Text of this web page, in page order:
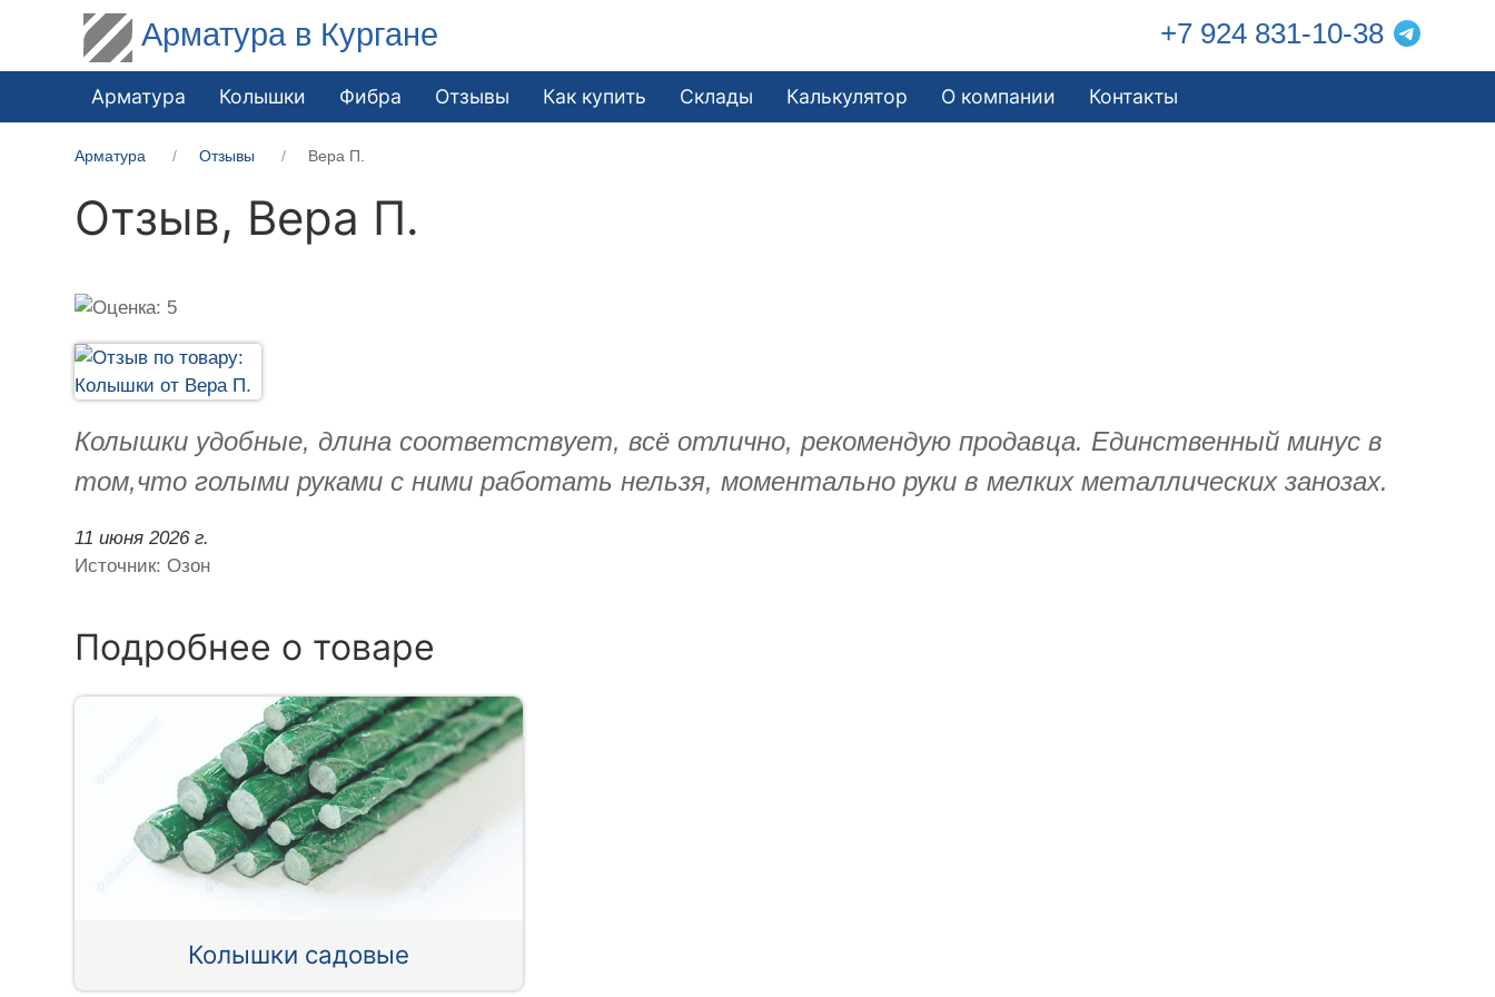
Арматура в Кургане +7 924 831-10-38
Арматура Колышки Фибра Отзывы Как купить Склады Калькулятор О компании Контакты
Арматура Отзывы Вера П.
Отзыв, Вера П.
Колышки удобные, длина соответствует, всё отлично, рекомендую продавца. Единственный минус в
том,что голыми руками с ними работать нельзя, моментально руки в мелких металлических занозах.
11 июня 2026 г.
Источник: Озон
Подробнее о товаре
Колышки садовые